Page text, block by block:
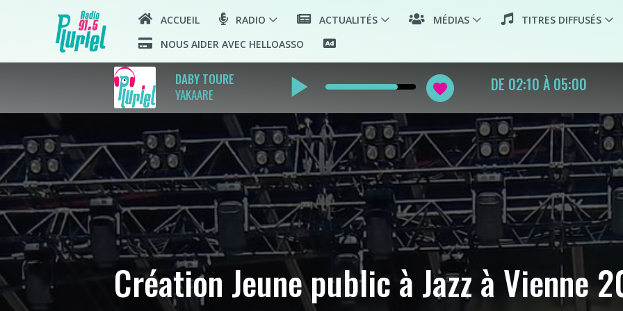
ACCUEIL RADIO ACTUALITÉS MÉDIAS TITRES DIFFUSÉS
NOUS AIDER AVEC HELLOASSO
DABY TOURE
YAKAARE
play_arrow favorite PLAYLIST WORLD MUSIC
Création Jeune public à Jazz à Vienne